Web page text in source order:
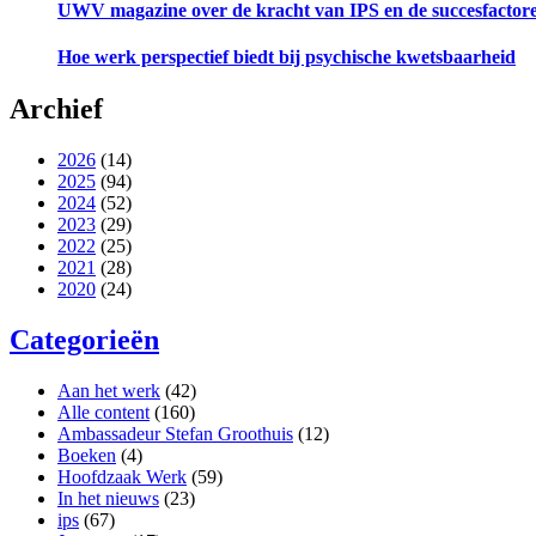
UWV magazine over de kracht van IPS en de
Hoe werk perspectief biedt bij psychische kwetsbaarheid
Archief
2026 (14)
2025 (94)
2024 (52)
2023 (29)
2022 (25)
2021 (28)
2020 (24)
Categorieën
Aan het werk (42)
Alle content (160)
Ambassadeur Stefan Groothuis (12)
Boeken (4)
Hoofdzaak Werk (59)
In het nieuws (23)
ips (67)